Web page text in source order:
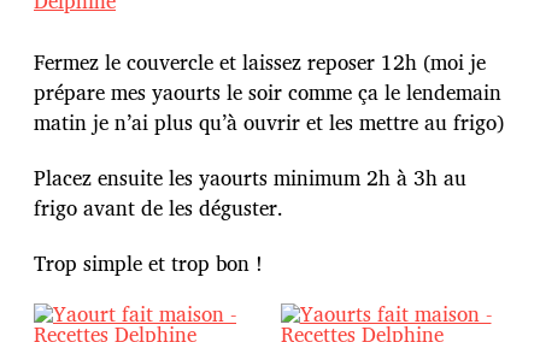
Fermez le couvercle et laissez reposer 12h (moi je
prépare mes yaourts le soir comme ça le lendemain
matin je n’ai plus qu’à ouvrir et les mettre au frigo)
Placez ensuite les yaourts minimum 2h à 3h au
frigo avant de les déguster.
Trop simple et trop bon !